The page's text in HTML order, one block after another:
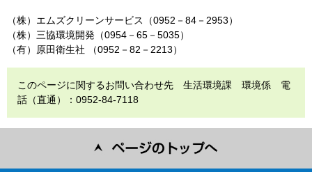
（株）エムズクリーンサービス（0952－84－2953）
（株）三協環境開発（0954－65－5035）
（有）原田衛生社 （0952－82－2213）
このページに関するお問い合わせ先 生活環境課 環境係 電
話（直通）：0952-84-7118